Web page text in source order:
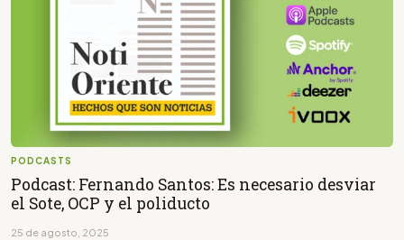
PODCASTS
Podcast: Fernando Santos: Es necesario desviar
el Sote, OCP y el poliducto
25 de agosto, 2025